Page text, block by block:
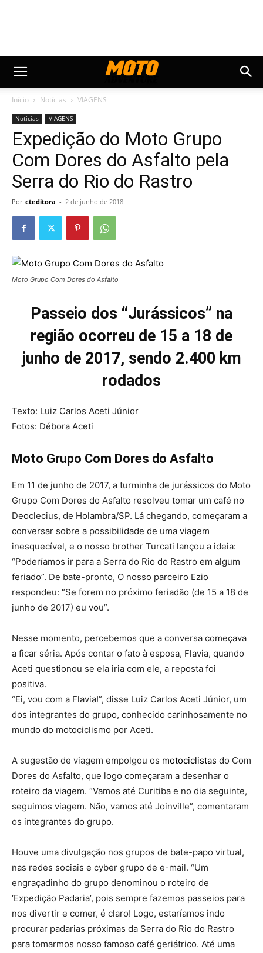
Início Notícias VIAGENS
Notícias VIAGENS
Expedição do Moto Grupo
Com Dores do Asfalto pela
Serra do Rio do Rastro
Por cteditora - 2 de junho de 2018
Moto Grupo Com Dores do Asfalto
Passeio dos “Jurássicos” na
região ocorreu de 15 a 18 de
junho de 2017, sendo 2.400 km
rodados
Texto: Luiz Carlos Aceti Júnior
Fotos: Débora Aceti
Moto Grupo Com Dores do Asfalto
Em 11 de junho de 2017, a turminha de jurássicos do Moto
Grupo Com Dores do Asfalto resolveu tomar um café no
Deoclecius, de Holambra/SP. Lá chegando, começaram a
conversar sobre a possibilidade de uma viagem
inesquecível, e o nosso brother Turcati lançou a ideia:
“Poderíamos ir para a Serra do Rio do Rastro em algum
feriado”. De bate-pronto, O nosso parceiro Ezio
respondeu: “Se forem no próximo feriadão (de 15 a 18 de
junho de 2017) eu vou”.
Nesse momento, percebemos que a conversa começava
a ficar séria. Após contar o fato à esposa, Flavia, quando
Aceti questionou se ela iria com ele, a reposta foi
positiva.
“Ei, vou com a Flavia!”, disse Luiz Carlos Aceti Júnior, um
dos integrantes do grupo, conhecido carinhosamente no
mundo do motociclismo por Aceti.
A sugestão de viagem empolgou os motociclistas do Com
Dores do Asfalto, que logo começaram a desenhar o
roteiro da viagem. “Vamos até Curitiba e no dia seguinte,
seguimos viagem. Não, vamos até Joinville”, comentaram
os integrantes do grupo.
Houve uma divulgação nos grupos de bate-papo virtual,
nas redes sociais e cyber grupo de e-mail. “Um
engraçadinho do grupo denominou o roteiro de
‘Expedição Padaria’, pois sempre fazemos passeios para
nos divertir e comer, é claro! Logo, estaríamos indo
procurar padarias próximas da Serra do Rio do Rastro
para tomarmos nosso famoso café geriátrico. Até uma